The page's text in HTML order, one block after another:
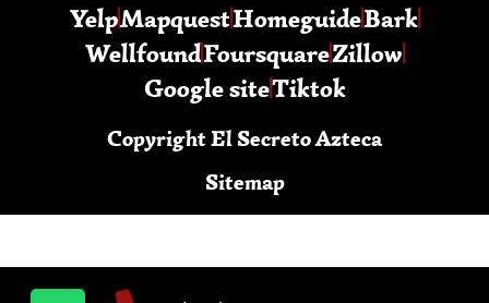
YelpMapquestHomeguideBark
WellfoundFoursquareZillow
Google siteTiktok
Copyright El Secreto Azteca
Sitemap